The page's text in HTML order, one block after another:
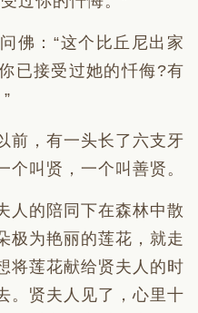
佛：“这个比丘尼出家
已接受过她的忏侮?有
前，有一头长了六支牙
个叫贤，一个叫善贤。
人的陪同下在森林中散
极为艳丽的莲花，就走
将莲花献给贤夫人的时
。贤夫人见了，心里十